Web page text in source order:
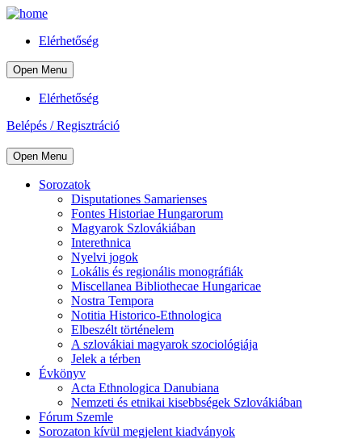
Elérhetőség
Open Menu
Elérhetőség
Belépés / Regisztráció
Open Menu
Sorozatok
Disputationes Samarienses
Fontes Historiae Hungarorum
Magyarok Szlovákiában
Interethnica
Nyelvi jogok
Lokális és regionális monográfiák
Miscellanea Bibliothecae Hungaricae
Nostra Tempora
Notitia Historico-Ethnologica
Elbeszélt történelem
A szlovákiai magyarok szociológiája
Jelek a térben
Évkönyv
Acta Ethnologica Danubiana
Nemzeti és etnikai kisebbségek Szlovákiában
Fórum Szemle
Sorozaton kívül megjelent kiadványok